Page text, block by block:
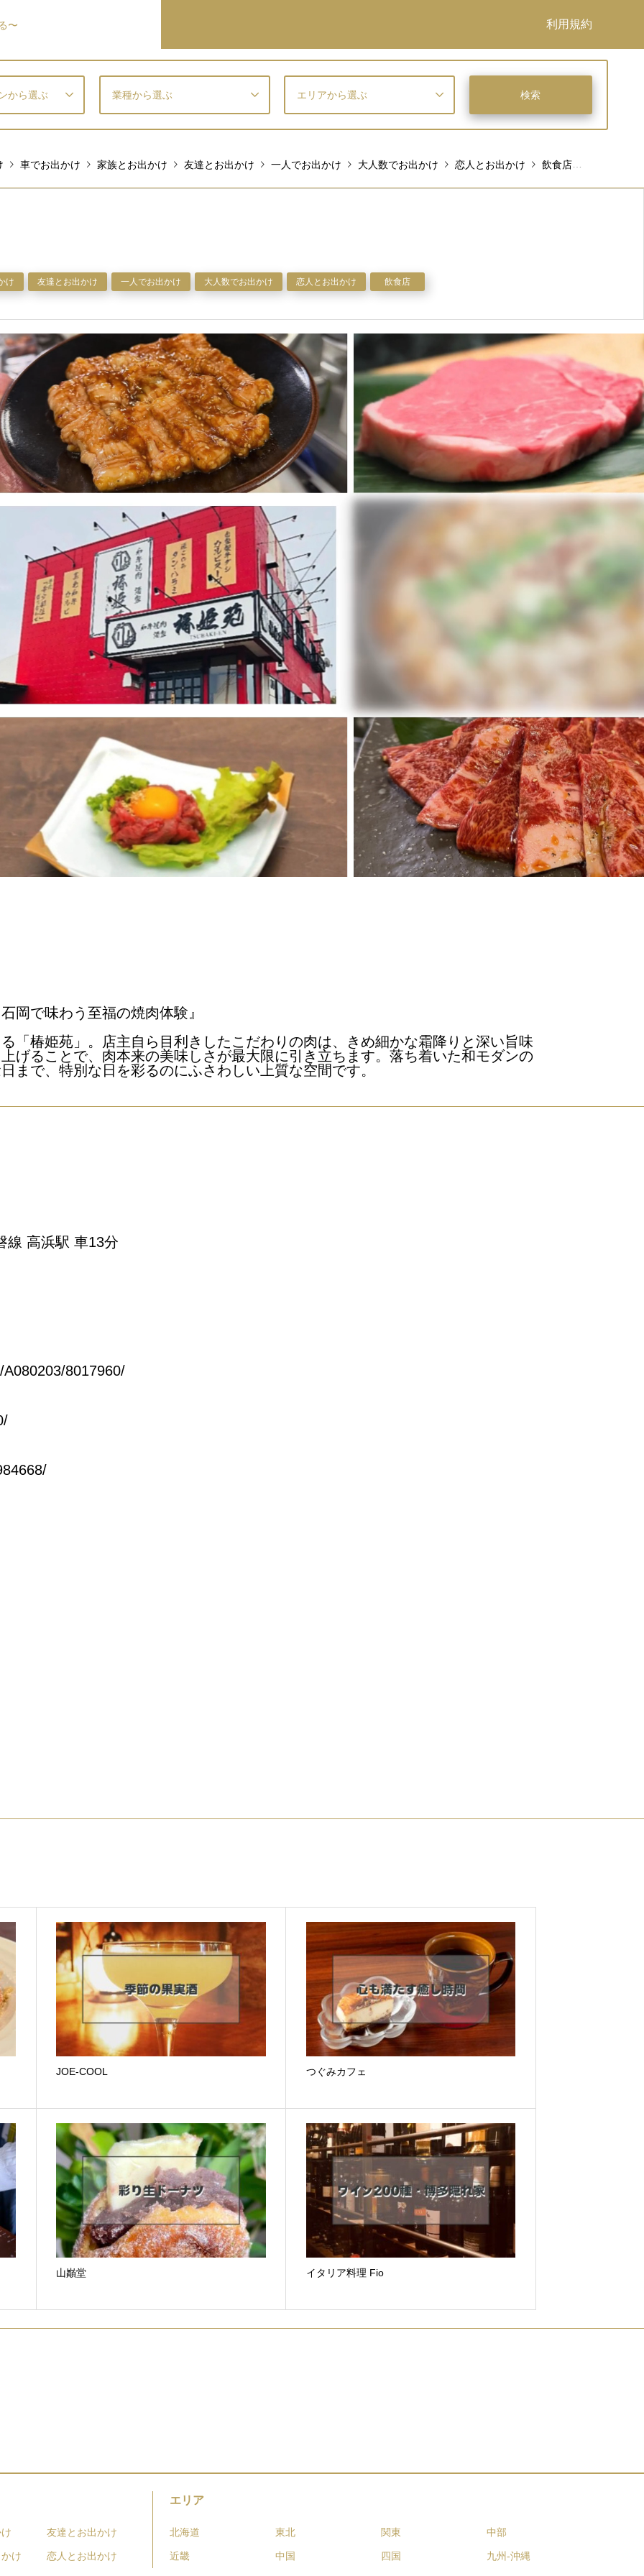
〜 利用規約
から選ぶ 業種から選ぶ エリアから選ぶ
車でお出かけ 家族とお出かけ 友達とお出かけ 一人でお出かけ 大人数でお出かけ 恋人とお出かけ 飲食店
け 友達とお出かけ 一人でお出かけ 大人数でお出かけ 恋人とお出かけ 飲食店
岡で味わう至福の焼肉体験』
「椿姫苑」。店主自ら目利きしたこだわりの肉は、きめ細かな霜降りと深い旨味
げることで、肉本来の美味しさが最大限に引き立ちます。落ち着いた和モダンの
まで、特別な日を彩るのにふさわしい上質な空間です。
線 高浜駅 車13分
8017960/
JOE-COOL つぐみカフェ
山巓堂 イタリア料理 Fio
友達とお出かけ
け 恋人とお出かけ
エリア
北海道 東北 関東 中部
近畿 中国 四国 九州-沖縄